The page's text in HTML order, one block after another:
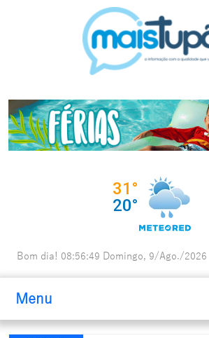
Bom dia! 08:56:51 Domingo, 9/Ago./2026
Menu